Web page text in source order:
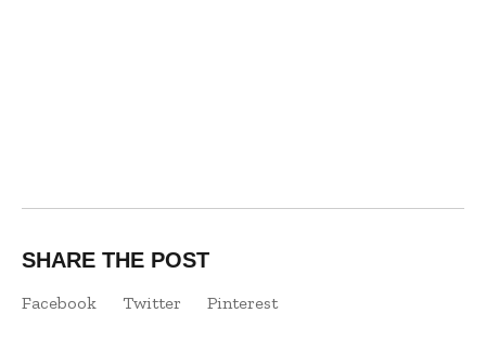
SHARE THE POST
Facebook Twitter Pinterest